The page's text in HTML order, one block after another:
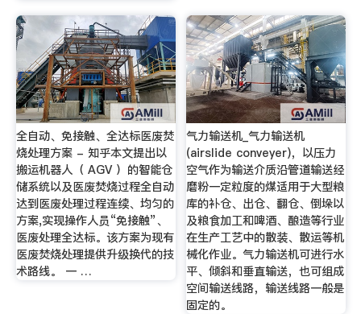
全自动、免接触、全达标医废焚
烧处理方案 - 知乎本文提出以
搬运机器人（ AGV ）的智能仓
储系统以及医废焚烧过程全自动
达到医废处理过程连续、均匀的
方案,实现操作人员“免接触”、
医废处理全达标。该方案为现有
医废焚烧处理提供升级换代的技
术路线。 一 …
气力输送机_气力输送机
(airslide conveyer)，以压力
空气作为输送介质沿管道输送经
磨粉一定粒度的煤适用于大型粮
库的补仓、出仓、翻仓、倒垛以
及粮食加工和啤酒、酿造等行业
在生产工艺中的散装、散运等机
械化作业。气力输送机可进行水
平、倾斜和垂直输送，也可组成
空间输送线路，输送线路一般是
固定的。